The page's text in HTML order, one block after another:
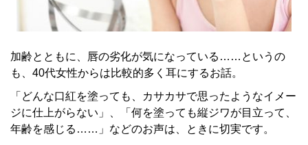
加齢とともに、唇の劣化が気になっている……というの
も、40代女性からは比較的多く耳にするお話。
「どんな口紅を塗っても、カサカサで思ったようなイメー
ジに仕上がらない」、「何を塗っても縦ジワが目立って、
年齢を感じる……」などのお声は、ときに切実です。